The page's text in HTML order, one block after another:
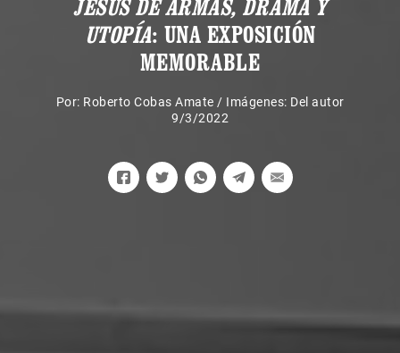
JESÚS DE ARMAS, DRAMA Y
UTOPÍA: UNA EXPOSICIÓN
MEMORABLE
Por: Roberto Cobas Amate / Imágenes: Del autor
9/3/2022